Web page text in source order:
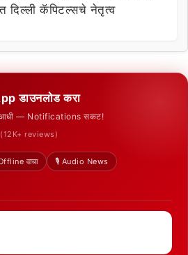
दिल्ली कॅपिटल्सचे नेतृत्व
डाउनलोड करा
आधी — Notifications सकट!
reviews)
वाचा
🎙️ Audio News